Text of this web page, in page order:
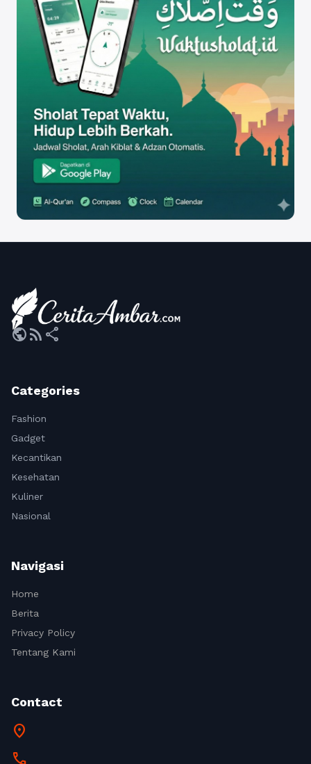
publicrss_feed share
Categories
Fashion
Gadget
Kecantikan
Kesehatan
Kuliner
Nasional
Navigasi
Home
Berita
Privacy Policy
Tentang Kami
Contact
location_on
call